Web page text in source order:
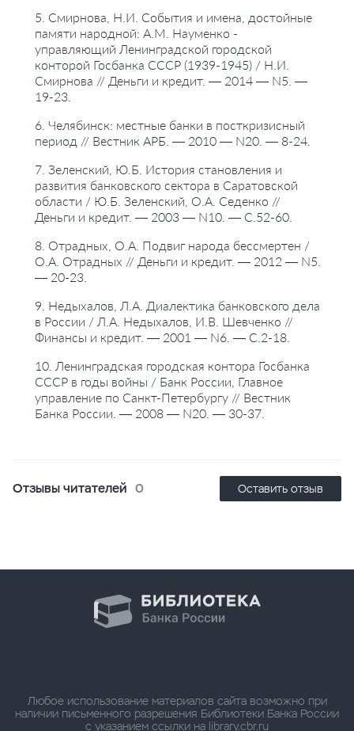
5. Смирнова, Н.И. События и имена, достойные
памяти народной: А.М. Науменко -
управляющий Ленинградской городской
конторой Госбанка СССР (1939-1945) / Н.И.
Смирнова // Деньги и кредит. — 2014 — N5. —
19-23.
6. Челябинск: местные банки в посткризисный
период // Вестник АРБ. — 2010 — N20. — 8-24.
7. Зеленский, Ю.Б. История становления и
развития банковского сектора в Саратовской
области / Ю.Б. Зеленский, О.А. Седенко //
Деньги и кредит. — 2003 — N10. — С.52-60.
8. Отрадных, О.А. Подвиг народа бессмертен /
О.А. Отрадных // Деньги и кредит. — 2012 — N5.
— 20-23.
9. Недыхалов, Л.А. Диалектика банковского дела
в России / Л.А. Недыхалов, И.В. Шевченко //
Финансы и кредит. — 2001 — N6. — С.2-18.
10. Ленинградская городская контора Госбанка
СССР в годы войны / Банк России, Главное
управление по Санкт-Петербургу // Вестник
Банка России. — 2008 — N20. — 30-37.
Отзывы читателей 0 Оставить отзыв
Любое использование материалов сайта возможно при
наличии письменного разрешения Библиотеки Банка России
с указанием ссылки на library.cbr.ru